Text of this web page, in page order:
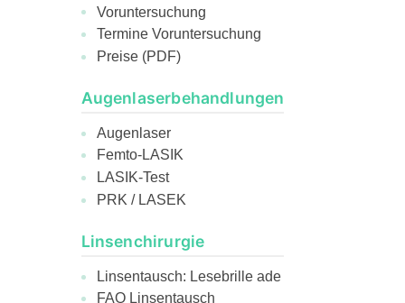
Voruntersuchung
Termine Voruntersuchung
Preise (PDF)
Augenlaserbehandlungen
Augenlaser
Femto-LASIK
LASIK-Test
PRK / LASEK
Linsenchirurgie
Linsentausch: Lesebrille ade
FAQ Linsentausch